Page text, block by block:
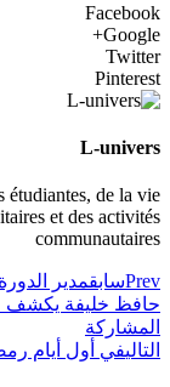
Facebook
Google+
Twitter
Pinterest
L-univers
étudiantes, de la vie
et des activités
communautaires
Prevسابقمدير
حافظ خليفة يكشف
المشاركة
التاليفي أول أيام